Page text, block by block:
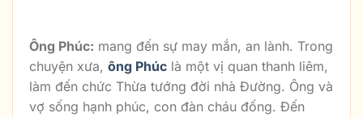
Ông Phúc: mang đến sự may mắn, an lành. Trong
chuyện xưa, ông Phúc là một vị quan thanh liêm,
làm đến chức Thừa tướng đời nhà Đường. Ông và
vợ sống hạnh phúc, con đàn cháu đống. Đến